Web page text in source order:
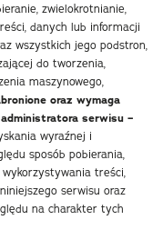
zwielokrotnianie,
danych lub informacji
wszystkich jego podstron,
do tworzenia,
maszynowego,
oraz wymaga
serwisu –
wyraźnej i
sposób pobierania,
treści,
serwisu oraz
na charakter tych